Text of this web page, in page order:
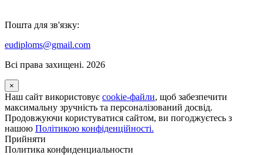
Пошта для зв'язку:
eudiploms@gmail.com
Всі права захищені. 2026
×
Наш сайт використовує cookie-файли, щоб забезпечити
максимальну зручність та персоналізований досвід.
Продовжуючи користуватися сайтом, ви погоджуєтесь з
нашою Політикою конфіденційності.
Прийняти
Политика конфиденциальности